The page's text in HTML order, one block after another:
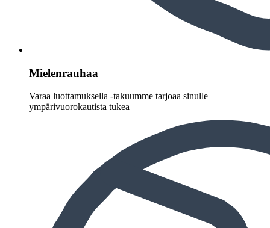
Mielenrauhaa
Varaa luottamuksella -takuumme tarjoaa sinulle
ympärivuorokautista tukea